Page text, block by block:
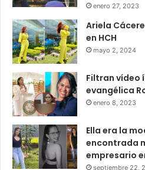
enero 27, 2023
Ariela
en HCH
mayo 2, 2024
Filtran vídeo
evangélica
enero 8, 2023
Ella era la
encontrada
empresario
septiembre 22,